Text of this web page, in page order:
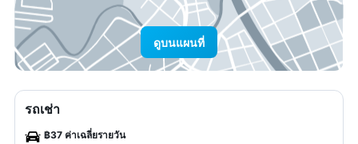
ดูบนแผนที่
รถเช่า
฿37 ค่าเฉลี่ยรายวัน